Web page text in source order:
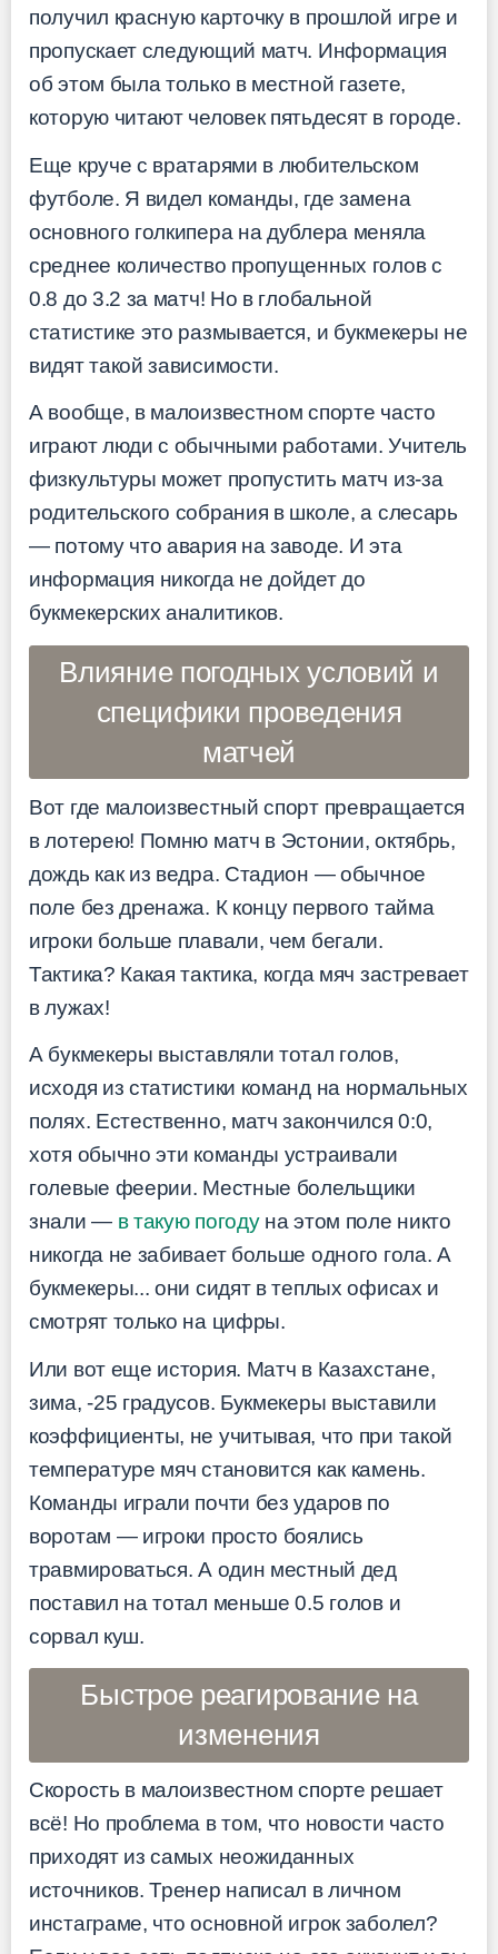
получил красную карточку в прошлой игре и
пропускает следующий матч. Информация
об этом была только в местной газете,
которую читают человек пятьдесят в городе.
Еще круче с вратарями в любительском
футболе. Я видел команды, где замена
основного голкипера на дублера меняла
среднее количество пропущенных голов с
0.8 до 3.2 за матч! Но в глобальной
статистике это размывается, и букмекеры не
видят такой зависимости.
А вообще, в малоизвестном спорте часто
играют люди с обычными работами. Учитель
физкультуры может пропустить матч из-за
родительского собрания в школе, а слесарь
— потому что авария на заводе. И эта
информация никогда не дойдет до
букмекерских аналитиков.
Влияние погодных условий и
специфики проведения
матчей
Вот где малоизвестный спорт превращается
в лотерею! Помню матч в Эстонии, октябрь,
дождь как из ведра. Стадион — обычное
поле без дренажа. К концу первого тайма
игроки больше плавали, чем бегали.
Тактика? Какая тактика, когда мяч застревает
в лужах!
А букмекеры выставляли тотал голов,
исходя из статистики команд на нормальных
полях. Естественно, матч закончился 0:0,
хотя обычно эти команды устраивали
голевые феерии. Местные болельщики
знали — в такую погодуна этом поле никто
никогда не забивает больше одного гола. А
букмекеры... они сидят в теплых офисах и
смотрят только на цифры.
Или вот еще история. Матч в Казахстане,
зима, -25 градусов. Букмекеры выставили
коэффициенты, не учитывая, что при такой
температуре мяч становится как камень.
Команды играли почти без ударов по
воротам — игроки просто боялись
травмироваться. А один местный дед
поставил на тотал меньше 0.5 голов и
сорвал куш.
Быстрое реагирование на
изменения
Скорость в малоизвестном спорте решает
всё! Но проблема в том, что новости часто
приходят из самых неожиданных
источников. Тренер написал в личном
инстаграме, что основной игрок заболел?